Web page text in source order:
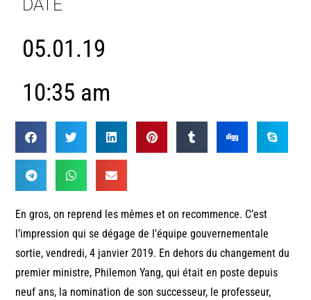
DATE
05.01.19
10:35 am
En gros, on reprend les mêmes et on recommence. C’est
l’impression qui se dégage de l’équipe gouvernementale
sortie, vendredi, 4 janvier 2019. En dehors du changement du
premier ministre, Philemon Yang, qui était en poste depuis
neuf ans, la nomination de son successeur, le professeur,